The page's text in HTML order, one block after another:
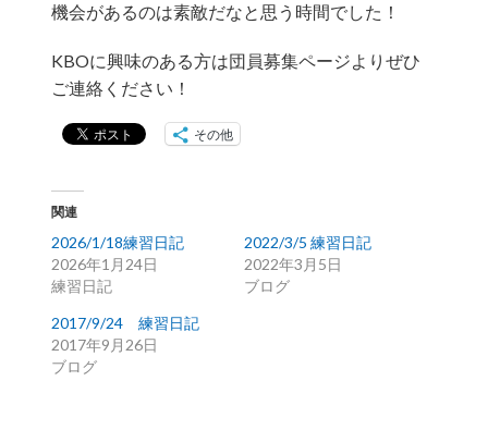
機会があるのは素敵だなと思う時間でした！
KBOに興味のある方は団員募集ページよりぜひ
ご連絡ください！
その他
関連
2026/1/18練習日記
2026年1月24日
練習日記
2022/3/5 練習日記
2022年3月5日
ブログ
2017/9/24 練習日記
2017年9月26日
ブログ